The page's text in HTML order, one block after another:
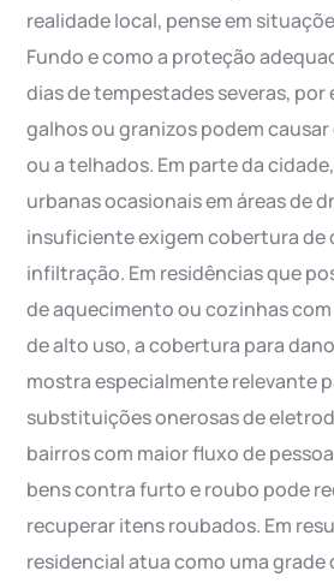
realidade local, pense em
Fundo e como a proteção
dias de tempestades severas, por
galhos ou granizos podem
ou a telhados. Em parte da
urbanas ocasionais em áreas de
insuficiente exigem cobertura de
infiltração. Em residências que
de aquecimento ou cozinhas
de alto uso, a cobertura para
mostra especialmente relevante
substituições onerosas de
bairros com maior fluxo de
bens contra furto e roubo pode
recuperar itens roubados. Em
residencial atua como uma grade